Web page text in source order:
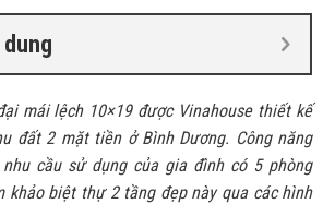
mái lệch 10×19 được Vinahouse thiết kế
đất 2 mặt tiền ở Bình Dương. Công năng
cầu sử dụng của gia đình có 5 phòng
khảo biệt thự 2 tầng đẹp này qua các hình